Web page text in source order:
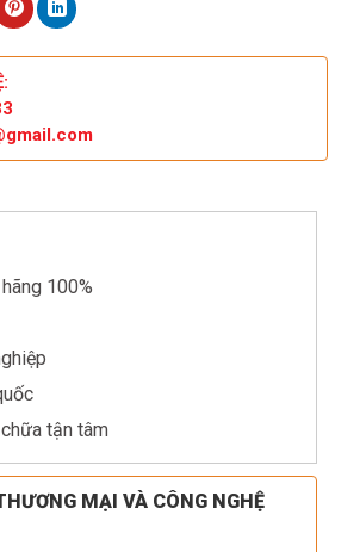
100%
tận tâm
MẠI VÀ CÔNG NGHỆ